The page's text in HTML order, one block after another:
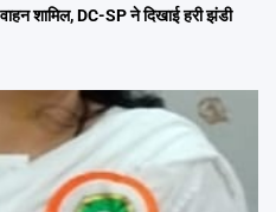
शामिल, DC-SP ने दिखाई हरी झंडी